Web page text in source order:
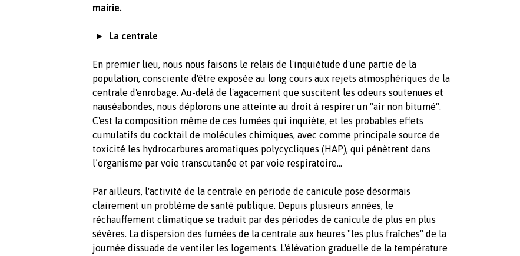
mairie.
► La centrale
En premier lieu, nous nous faisons le relais de l'inquiétude d'une partie de la
population, consciente d'être exposée au long cours aux rejets atmosphériques de la
centrale d'enrobage. Au-delà de l'agacement que suscitent les odeurs soutenues et
nauséabondes, nous déplorons une atteinte au droit à respirer un "air non bitumé".
C'est la composition même de ces fumées qui inquiète, et les probables effets
cumulatifs du cocktail de molécules chimiques, avec comme principale source de
toxicité les hydrocarbures aromatiques polycycliques (HAP), qui pénètrent dans
l’organisme par voie transcutanée et par voie respiratoire…
Par ailleurs, l'activité de la centrale en période de canicule pose désormais
clairement un problème de santé publique. Depuis plusieurs années, le
réchauffement climatique se traduit par des périodes de canicule de plus en plus
sévères. La dispersion des fumées de la centrale aux heures "les plus fraîches" de la
journée dissuade de ventiler les logements. L'élévation graduelle de la température